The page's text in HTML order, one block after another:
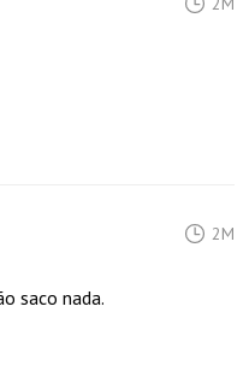
2M
saco nada.